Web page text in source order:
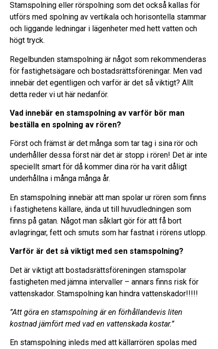
Stamspolning eller rörspolning som det också kallas för
utförs med spolning av vertikala och horisontella stammar
och liggande ledningar i lägenheter med hett vatten och
högt tryck.
Regelbunden stamspolning är något som rekommenderas
för fastighetsägare och bostadsrättsföreningar. Men vad
innebär det egentligen och varför är det så viktigt? Allt
detta reder vi ut här nedanför.
Vad innebär en stamspolning av varför bör man
beställa en spolning av rören?
Först och främst är det många som tar tag i sina rör och
underhåller dessa först när det är stopp i rören! Det är inte
speciellt smart för då kommer dina rör ha varit dåligt
underhållna i många många år.
En stamspolning innebär att man spolar ur rören som finns
i fastighetens källare, ända ut till huvudledningen som
finns på gatan. Något man såklart gör för att få bort
avlagringar, fett och smuts som har fastnat i rörens utlopp.
Varför är det så viktigt med sen stamspolning?
Det är viktigt att bostadsrättsföreningen stamspolar
fastigheten med jämna intervaller – annars finns risk för
vattenskador. Stamspolning kan hindra vattenskador!!!!!
”Att göra en stamspolning är en förhållandevis liten
kostnad jämfört med vad en vattenskada kostar.”
En stamspolning inleds med att källarrören spolas med